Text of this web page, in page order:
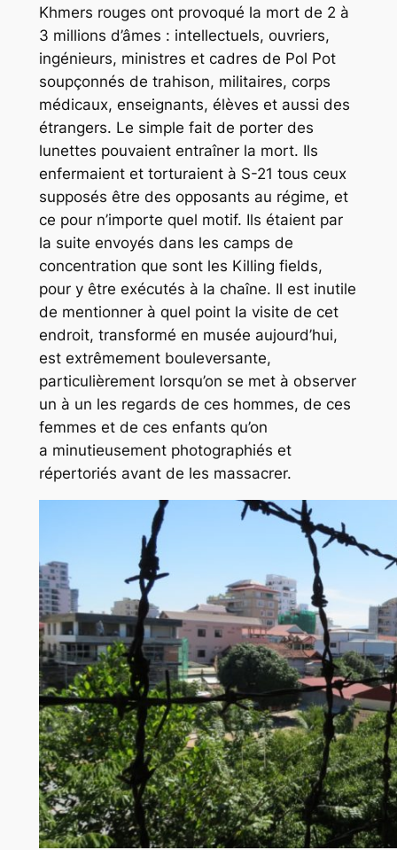
Khmers rouges ont provoqué la mort de 2 à
3 millions d’âmes : intellectuels, ouvriers,
ingénieurs, ministres et cadres de Pol Pot
soupçonnés de trahison, militaires, corps
médicaux, enseignants, élèves et aussi des
étrangers. Le simple fait de porter des
lunettes pouvaient entraîner la mort. Ils
enfermaient et torturaient à S-21 tous ceux
supposés être des opposants au régime, et
ce pour n’importe quel motif. Ils étaient par
la suite envoyés dans les camps de
concentration que sont les Killing fields,
pour y être exécutés à la chaîne. Il est inutile
de mentionner à quel point la visite de cet
endroit, transformé en musée aujourd’hui,
est extrêmement bouleversante,
particulièrement lorsqu’on se met à observer
un à un les regards de ces hommes, de ces
femmes et de ces enfants qu’on
a minutieusement photographiés et
répertoriés avant de les massacrer.